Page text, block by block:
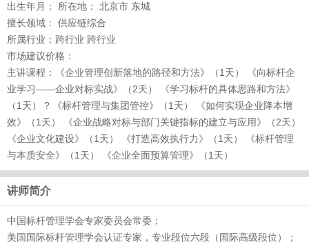
出生年月： 所在地： 北京市 东城
擅长领域： 供应链综合
所属行业：跨行业 跨行业
市场建议价格：
主讲课程：《企业管理创新落地的路径和方法》（1天） 《向标杆企
业学习——企业对标实战》（2天） 《学习标杆的具体思路和方法》
（1天） ? 《标杆管理与集团管控》（1天） 《如何实现企业降本增
效》（1天） 《企业战略对标与部门关键指标的建立与应用》（2天）
《企业文化建设》（1天） 《打造高效执行力》（1天） 《标杆管理
与本质安全》（1天） 《企业全面预算管理》（1天）
讲师简介
中国标杆管理学会专家委员会常委；
美国国际标杆管理学会认证专家，专业段位六段（国际高级段位）；